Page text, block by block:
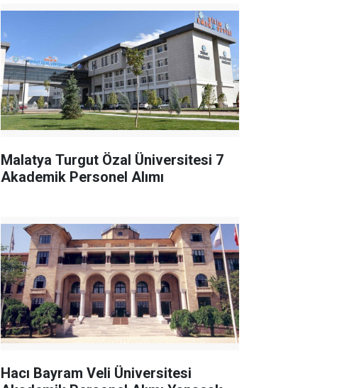
Malatya Turgut Özal Üniversitesi 7
Akademik Personel Alımı
Hacı Bayram Veli Üniversitesi